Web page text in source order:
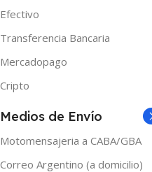
Efectivo
Transferencia Bancaria
Mercadopago
Cripto
Medios de Envío
Motomensajeria a CABA/GBA
Correo Argentino (a domicilio)